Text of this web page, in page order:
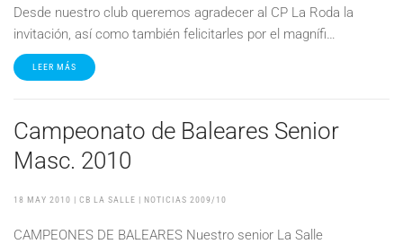
Desde nuestro club queremos agradecer al CP La Roda la
invitación, así como también felicitarles por el magnífi…
LEER MÁS
Campeonato de Baleares Senior
Masc. 2010
18 MAY 2010 | CB LA SALLE | NOTICIAS 2009/10
CAMPEONES DE BALEARES Nuestro senior La Salle